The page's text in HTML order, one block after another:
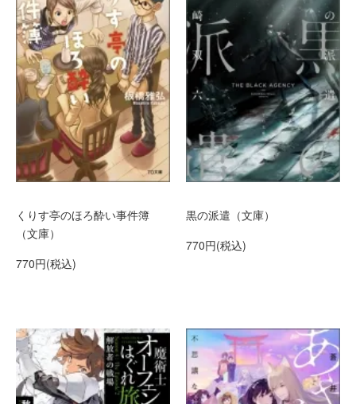
くりす亭のほろ酔い事件簿
（文庫）
770円(税込)
黒の派遣（文庫）
770円(税込)